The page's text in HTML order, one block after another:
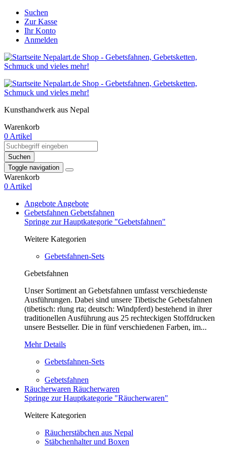
Suchen
Zur Kasse
Ihr Konto
Anmelden
Kunsthandwerk aus Nepal
Warenkorb
0 Artikel
Suchen
Toggle navigation
Warenkorb
0 Artikel
Angebote Angebote
Gebetsfahnen Gebetsfahnen
Springe zur Hauptkategorie "Gebetsfahnen"
Weitere Kategorien
Gebetsfahnen-Sets
Gebetsfahnen
Unser Sortiment an Gebetsfahnen umfasst verschiedenste
Ausführungen. Dabei sind unsere Tibetische Gebetsfahnen
(tibetisch: rlung rta; deutsch: Windpferd) bestehend in ihrer
traditionellen Ausführung aus 25 rechteckigen Stoffdrucken
unsere Bestseller. Die in fünf verschiedenen Farben, im...
Mehr Details
Gebetsfahnen-Sets
Gebetsfahnen
Räucherwaren Räucherwaren
Springe zur Hauptkategorie "Räucherwaren"
Weitere Kategorien
Räucherstäbchen aus Nepal
Stäbchenhalter und Boxen